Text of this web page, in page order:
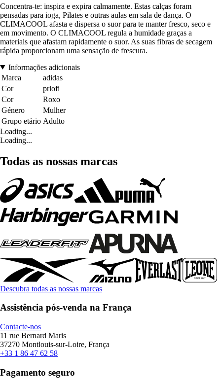
Concentra-te: inspira e expira calmamente. Estas calças foram
pensadas para ioga, Pilates e outras aulas em sala de dança. O
CLIMACOOL afasta e dispersa o suor para te manter fresco, seco e
em movimento. O CLIMACOOL regula a humidade graças a
materiais que afastam rapidamente o suor. As suas fibras de secagem
rápida proporcionam uma sensação de frescura.
Informações adicionais
Marca
adidas
Cor
prlofi
Cor
Roxo
Género
Mulher
Grupo etário Adulto
Loading...
Loading...
Todas as nossas marcas
Descubra todas as nossas marcas
Assistência pós-venda na França
Contacte-nos
11 rue Bernard Maris
37270 Montlouis-sur-Loire, França
+33 1 86 47 62 58
Pagamento seguro